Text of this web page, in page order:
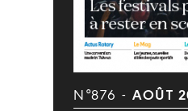
N°876 - AOÛT